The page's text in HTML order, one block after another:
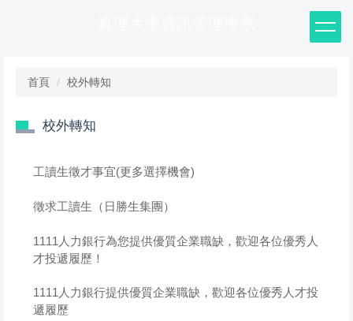
首頁 校外轉知
校外轉知
工讀生徵才事宜(更多選擇機會)
徵求工讀生（日勝生集團）
1111人力銀行為您提供優質企業職缺，歡迎各位優秀人
才投遞履歷！
1111人力銀行提供優質企業職缺，歡迎各位優秀人才投
遞履歷